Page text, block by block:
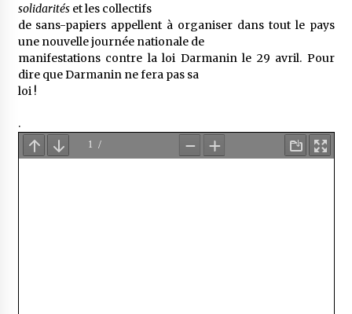
solidaritéset les collectifs
de sans-papiers appellent à organiser dans tout le pays
une nouvelle journée nationale de
manifestations contre la loi Darmanin le 29 avril. Pour
dire que Darmanin ne fera pas sa
loi !
.